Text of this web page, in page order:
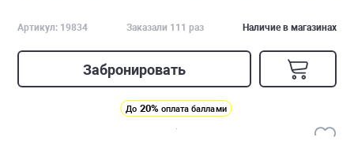
Артикул: 19834 Заказали 111 раз Наличие в магазинах
Забронировать
До 20% оплата баллами